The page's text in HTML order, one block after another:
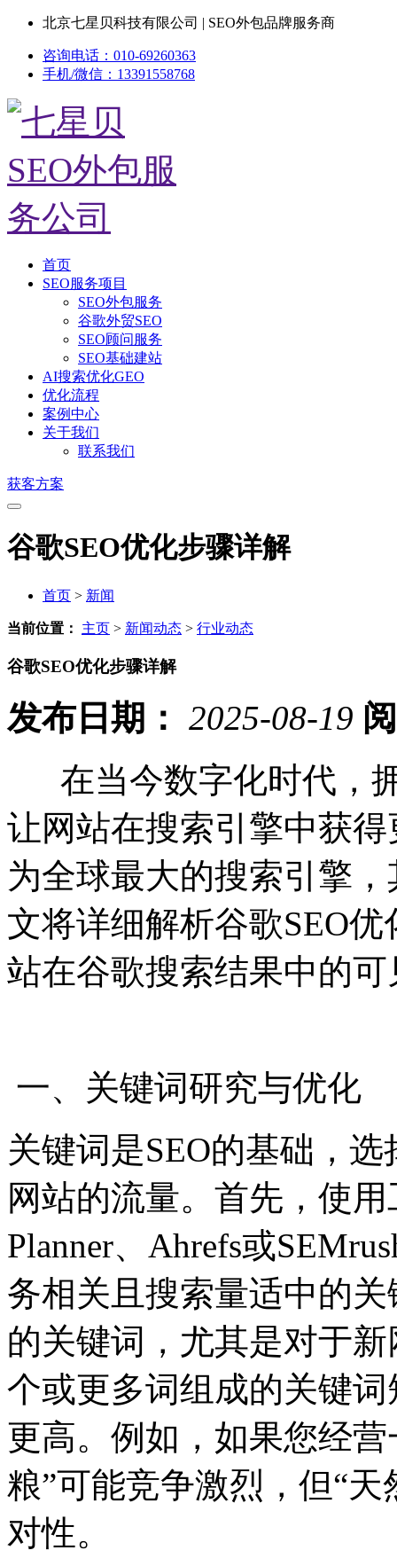
北京七星贝科技有限公司 | SEO外包品牌服务商
咨询电话：010-69260363
手机/微信：13391558768
首页
SEO服务项目
SEO外包服务
谷歌外贸SEO
SEO顾问服务
SEO基础建站
AI搜索优化GEO
优化流程
案例中心
关于我们
联系我们
获客方案
谷歌SEO优化步骤详解
首页 > 新闻
当前位置： 主页 > 新闻动态 > 行业动态
谷歌SEO优化步骤详解
发布日期： 2025-08-19
在当今数字化时代，
让网站在搜索引擎中获
为全球最大的搜索引擎
文将详细解析谷歌SEO
站在谷歌搜索结果中的可
一、关键词研究与优化
关键词是SEO的基础，
网站的流量。首先，使
Planner、Ahrefs或
务相关且搜索量适中的
的关键词，尤其是对于
个或更多词组成的关键
更高。例如，如果您经
粮”可能竞争激烈，但“
对性。